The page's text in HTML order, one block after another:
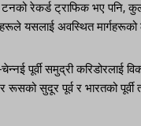
रेकर्ड ट्राफिक भए पनि,
यसलाई अवस्थित मार्गहरूको
पूर्वी समुद्री करिडोरलाई
सुदूर पूर्व र भारतको पूर्वी